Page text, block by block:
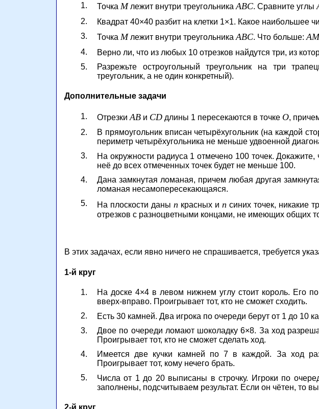
1. Точка Mлежит внутри треугольникаABC. Сравните углы
2.
Квадрат 40×40 разбит на клетки 1×1. Какое наибольшее
3.
Точка Mлежит внутри треугольника ABC. Что больше: AM
4.
Верно ли, что из любых 10 отрезков найдутся три, из
5.
Разрежьте остроугольный треугольник на три
треугольник, а не один конкретный).
Дополнительные задачи
1. Отрезки AB и CD длины 1 пересекаются в точке O,
2.
В прямоугольник вписан четырёхугольник (на каждой
периметр четырёхугольника не меньше удвоенной
3.
На окружности радиуса 1 отмечено 100 точек.
неё до всех отмеченных точек будет не меньше 100.
4.
Дана замкнутая ломаная, причем любая другая
ломаная несамопересекающаяся.
5.
На плоскости даны n красных и n синих точек, никакие
отрезков с разноцветными концами, не имеющих общих
В этих задачах, если явно ничего не спрашивается, требуется
1-й круг
1.
На доске 4×4 в левом нижнем углу стоит король. Его
вверх-вправо. Проигрывает тот, кто не сможет сходить.
2.
Есть 30 камней. Два игрока по очереди берут от 1 до 10
3.
Двое по очереди ломают шоколадку 6×8. За ход
Проигрывает тот, кто не сможет сделать ход.
4.
Имеется две кучки камней по 7 в каждой. За ход
Проигрывает тот, кому нечего брать.
5.
Числа от 1 до 20 выписаны в строчку. Игроки по
заполнены, подсчитываем результат. Если он чётен, то